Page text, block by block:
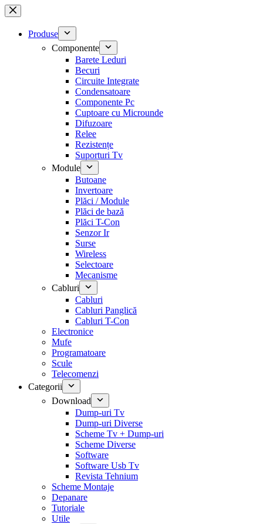
Sari
la
conținutProduse
Componente
Barete Leduri
Becuri
Circuite Integrate
Condensatoare
Componente Pc
Cuptoare cu Microunde
Difuzoare
Relee
Rezistențe
Suporturi Tv
Module
Butoane
Invertoare
Plăci / Module
Plăci de bază
Plăci T-Con
Senzor Ir
Surse
Wireless
Selectoare
Mecanisme
Cabluri
Cabluri
Cabluri Panglică
Cabluri T-Con
Electronice
Mufe
Programatoare
Scule
Telecomenzi
Categorii
Download
Dump-uri Tv
Dump-uri Diverse
Scheme Tv + Dump-uri
Scheme Diverse
Software
Software Usb Tv
Revista Tehnium
Scheme Montaje
Depanare
Tutoriale
Utile